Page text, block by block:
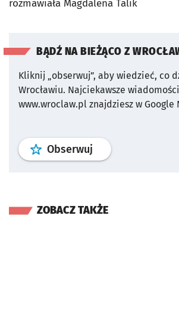
rozmawiała Magdalena Talik
BĄDŹ NA BIEŻĄCO Z
Kliknij „obserwuj”, aby wiedzieć, co
Wrocławiu. Najciekawsze
www.wroclaw.pl znajdziesz w Google
Obserwuj profil
ZOBACZ TAKŻE